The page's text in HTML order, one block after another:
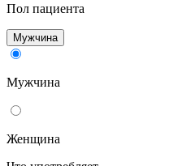
Пол пациента
Мужчина
Мужчина
Женщина